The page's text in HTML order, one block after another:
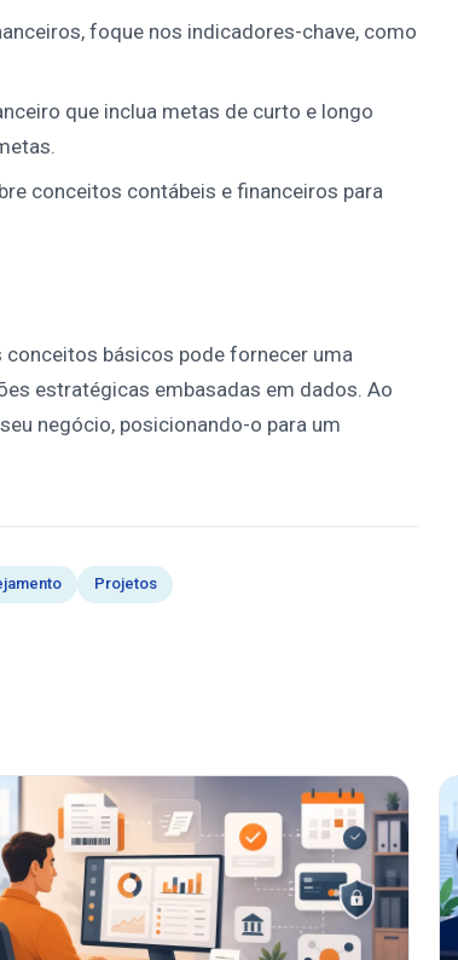
foque nos indicadores-chave, como
que inclua metas de curto e longo
conceitos contábeis e financeiros para
básicos pode fornecer uma
estratégicas embasadas em dados. Ao
negócio, posicionando-o para um
Projetos